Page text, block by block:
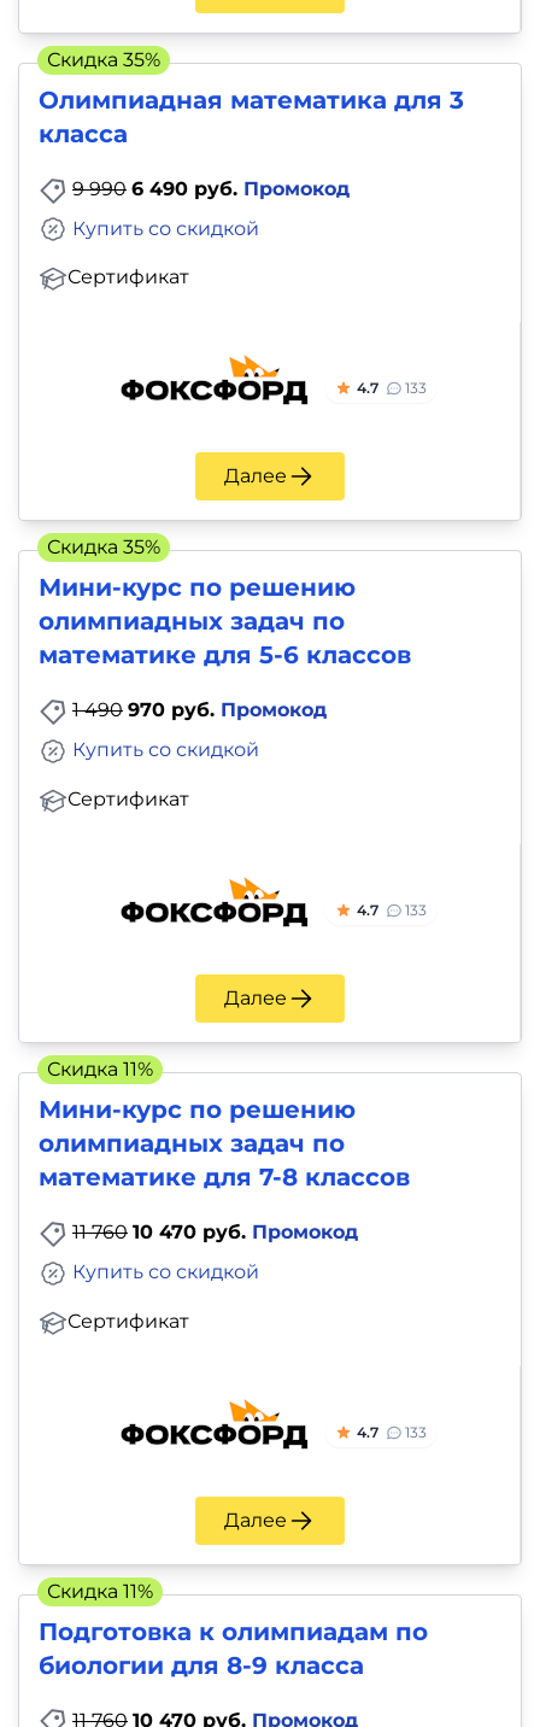
Олимпиадная математика для 3
класса
9 990 6 490 руб. Промокод
Сертификат
Купить со скидкой
4.7 133
Далее
Скидка 35%
Мини-курс по решению
олимпиадных задач по
математике для 5-6 классов
1 490 970 руб. Промокод
Сертификат
Купить со скидкой
4.7 133
Далее
Скидка 35%
Мини-курс по решению
олимпиадных задач по
математике для 7-8 классов
11 760 10 470 руб. Промокод
Сертификат
Купить со скидкой
4.7 133
Далее
Скидка 11%
Подготовка к олимпиадам по
биологии для 8-9 класса
11 760 10 470 руб. Промокод
Скидка 11%